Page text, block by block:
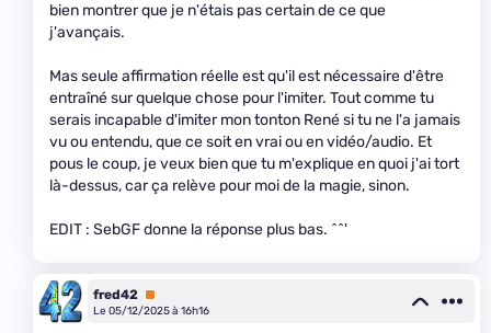
bien montrer que je n'étais pas certain de ce que
j'avançais.
Mas seule affirmation réelle est qu'il est nécessaire d'être
entraîné sur quelque chose pour l'imiter. Tout comme tu
serais incapable d'imiter mon tonton René si tu ne l'a jamais
vu ou entendu, que ce soit en vrai ou en vidéo/audio. Et
pous le coup, je veux bien que tu m'explique en quoi j'ai tort
là-dessus, car ça relève pour moi de la magie, sinon.
EDIT : SebGF donne la réponse plus bas. ^^'
fred42 Premium
Le 05/12/2025 à 16h16